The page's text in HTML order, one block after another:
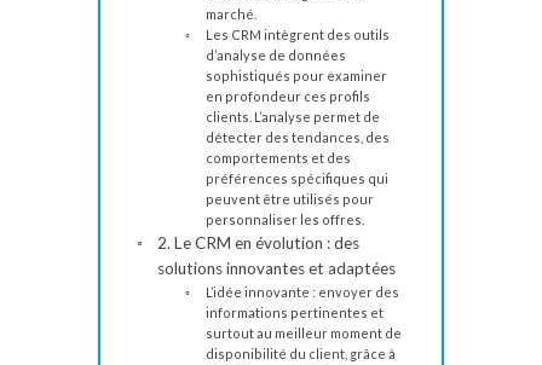
marché.
Les CRM intègrent des outils
d’analyse de données
sophistiqués pour examiner
en profondeur ces profils
clients. L’analyse permet de
détecter des tendances, des
comportements et des
préférences spécifiques qui
peuvent être utilisés pour
personnaliser les offres.
2. Le CRM en évolution : des
solutions innovantes et adaptées
L’idée innovante : envoyer des
informations pertinentes et
surtout au meilleur moment de
disponibilité du client, grâce à